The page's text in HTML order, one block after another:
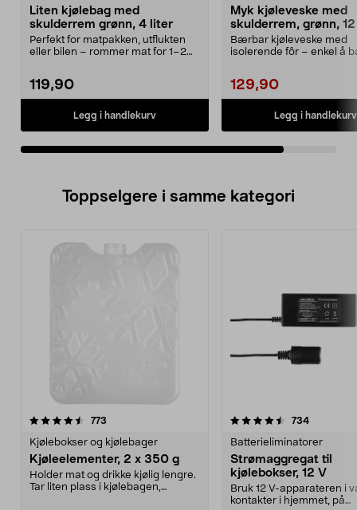
Liten kjølebag med
skulderrem grønn, 4 liter
Perfekt for matpakken, utflukten
eller bilen – rommer mat for 1–2
119,90
Legg i handlekurv
Myk kjøleveske med
skulderrem, grønn,
Bærbar kjøleveske med
isolerende fôr – enkel å
129,90
Legg i handlekurv
Toppselgere i samme kategori
773
Kjølebokser og kjølebager
Kjøleelementer, 2 x 350 g
Holder mat og drikke kjølig lengre.
Tar liten plass i kjølebagen,
4.5 av 5 stjerner 734
Batterieliminatorer
Strømaggregat til
kjølebokser, 12 V
Bruk 12 V-apparateren i
kontakter i hjemmet, på
4.5 av 5 stjerner